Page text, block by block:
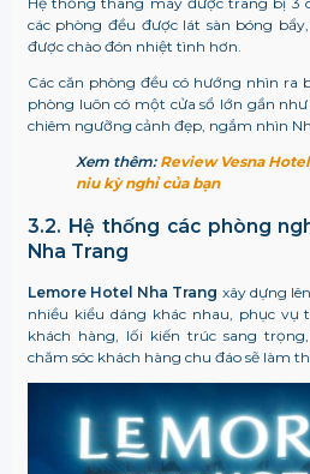
các phòng đều được lát sàn bóng
được chào đón nhiệt tình hơn.
Các căn phòng đều có hướng nhìn ra
phòng luôn có một cửa sổ lớn gần
chiêm ngưỡng cảnh đẹp, ngắm nhìn
Xem thêm: Review Vesna
niu kỳ nghỉ của bạn
3.2. Hệ thống các phòng
Nha Trang
Lemore Hotel Nha Trang xây dựng
nhiều kiểu dáng khác nhau, phục vụ
khách hàng, lối kiến trúc sang
chăm sóc khách hàng chu đáo sẽ làm